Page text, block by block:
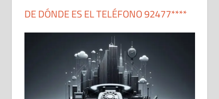
DE DÓNDE ES EL TELÉFONO 92477****